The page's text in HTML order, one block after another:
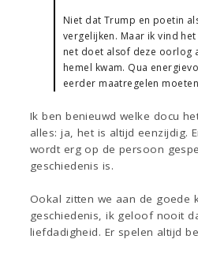
Niet dat Trump en poetin
vergelijken. Maar ik vind
net doet alsof deze oorlog
hemel kwam. Qua
eerder maatregelen
Ik ben benieuwd welke docu
alles: ja, het is altijd eenzijdig.
wordt erg op de persoon
geschiedenis is.
Ookal zitten we aan de goede
geschiedenis, ik geloof nooit
liefdadigheid. Er spelen altijd